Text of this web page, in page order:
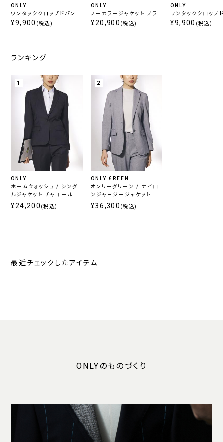
ONLY
ワンタッククロップドパンツ
ネイビー
¥9,900 (税込)
ONLY
ノーカラージャケット ブラ
ウン
¥20,900 (税込)
ONLY
ワンタッククロップ
ブラウン
¥9,900 (税込)
ランキング
1
ONLY
ホームウォッシュ / シング
ルジャケット チャコール無
地
¥24,200 (税込)
2
ONLY GREEN
オンリーグリーン / ナイロ
ンジャージージャケット グ
レーヘリンボーン
¥36,300 (税込)
最近チェックしたアイテム
ONLYのものづくり